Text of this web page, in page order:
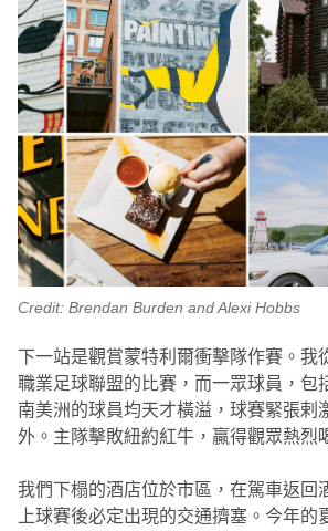
Credit: Brendan Burden and Alexi Hobbs
下一站是觀賞蒙特利爾衝擊隊作賽。我
職業足球聯盟的比賽，而一眾球員，包
南美洲的球員均天才橫溢，球賽緊張剌
外。主隊擊敗紐約紅牛，贏得觀眾熱烈
我們下榻的酒店位於市區，在駕車返回
上球賽後必定出現的交通擠塞。今年的